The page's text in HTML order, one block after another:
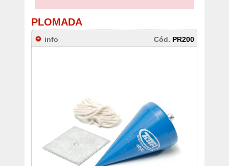
PLOMADA
info Cód. PR200